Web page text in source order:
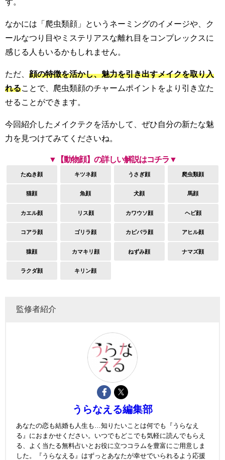
なかには「爬虫類顔」というネーミングのイメージや、ク
ールなつり目やミステリアスな離れ目をコンプレックスに
感じる人もいるかもしれません。
ただ、 顔の特徴を活かし、魅力を引き出すメイクを取り入
れる ことで、爬虫類顔のチャームポイントをより引き立た
せることができます。
今回紹介したメイクテクを活かして、ぜひ自分の新たな魅
力を見つけてみてくださいね。
▼【動物顔】の詳しい解説はコチラ▼
たぬき顔 キツネ顔 うさぎ顔 爬虫類顔
猫顔 魚顔 犬顔 馬顔
カエル顔 リス顔 カワウソ顔 ヘビ顔
コアラ顔 ゴリラ顔 カピバラ顔 アヒル顔
猿顔 カマキリ顔 ねずみ顔 ナマズ顔
ラクダ顔 キリン顔
監修者紹介
うらなえる編集部
あなたの恋も結婚も人生も…知りたいことは何でも『うらなえ
る』におまかせください。いつでもどこでも気軽に読んでもらえ
る、よく当たる無料占いとお役に立つコラムを豊富にご用意しま
した。『うらなえる』はずっとあなたが幸せでいられるよう応援